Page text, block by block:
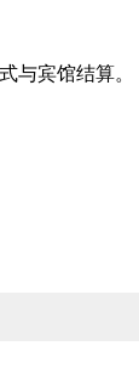
与宾馆结算。